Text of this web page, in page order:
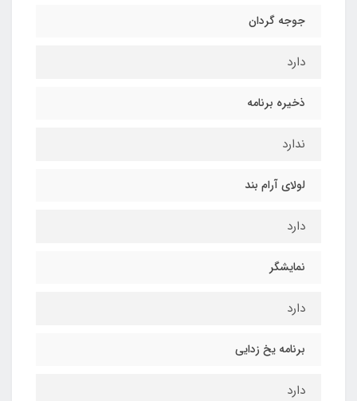
جوجه گردان
دارد
ذخیره برنامه
ندارد
لولای آرام بند
دارد
نمایشگر
دارد
برنامه یخ زدایی
دارد